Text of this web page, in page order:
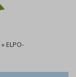
» ELPO-